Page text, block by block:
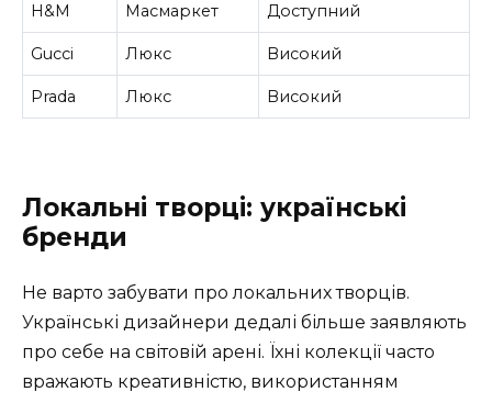
H&M Масмаркет Доступний
Gucci Люкс Високий
Prada Люкс Високий
Локальні творці: українські
бренди
Не варто забувати про локальних творців.
Українські дизайнери дедалі більше заявляють
про себе на світовій арені. Їхні колекції часто
вражають креативністю, використанням